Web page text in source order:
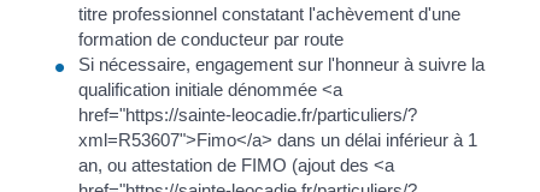
titre professionnel constatant l'achèvement d'une
formation de conducteur par route
Si nécessaire, engagement sur l'honneur à suivre la
qualification initiale dénommée <a
href="https://sainte-leocadie.fr/particuliers/?
xml=R53607">Fimo</a> dans un délai inférieur à 1
an, ou attestation de FIMO (ajout des <a